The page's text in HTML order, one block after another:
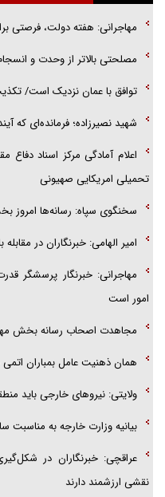
گفتگوی دکتر اخوان مدیرمسئول
هرمز»
امام حسین (ع) کشته سیرت‌های
فریاد‌ها و ناله‌های دوستان مبارزدلم
مهاجرانی: هفته دولت، فرصتی
مصلحتی بالاتر از وحدت و
توافق با عمان نزدیک است/ تکذیب سهم ۱۱ درصدی
شهید نصیرزاده؛ فرمانده‌ای که
اعلام آمادگی مرکز اسناد
تحمیلی امریکایی صهیونی
سخنگوی سپاه: رسانه‌ها امروز
امیر الهامی: خبرنگاران در
مهاجرانی: خبرنگار پرسشگر
امور است
مجاهدت اصحاب رسانه بخش
همان ذهنیت عامل بمباران
ولایتی: نیروهای خارجی باید
بیانیه وزارت خارجه به مناسبت
عراقچی: خبرنگاران در
نقشی ارزشمند دارند